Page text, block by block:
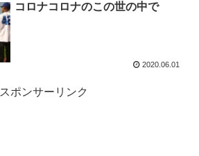
コロナコロナのこの世の中で
2020.06.01
スポンサーリンク